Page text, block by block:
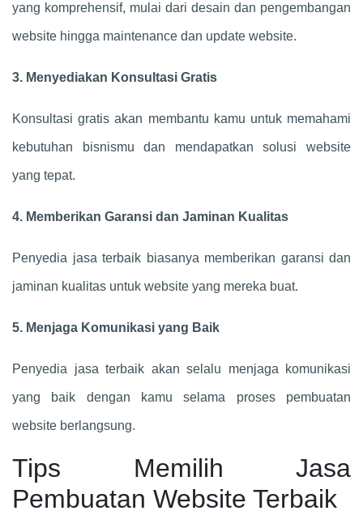
yang komprehensif, mulai dari desain dan pengembangan
website hingga maintenance dan update website.
3. Menyediakan Konsultasi Gratis
Konsultasi gratis akan membantu kamu untuk memahami
kebutuhan bisnismu dan mendapatkan solusi website
yang tepat.
4. Memberikan Garansi dan Jaminan Kualitas
Penyedia jasa terbaik biasanya memberikan garansi dan
jaminan kualitas untuk website yang mereka buat.
5. Menjaga Komunikasi yang Baik
Penyedia jasa terbaik akan selalu menjaga komunikasi
yang baik dengan kamu selama proses pembuatan
website berlangsung.
Tips Memilih Jasa
Pembuatan Website Terbaik